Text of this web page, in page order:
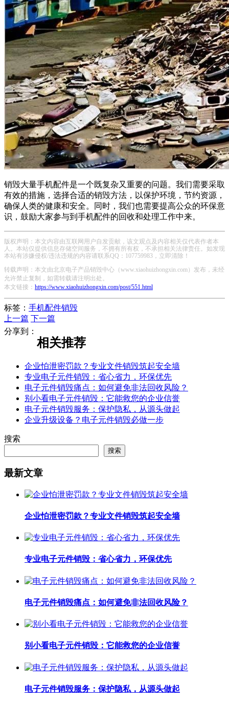
销毁大量手机配件是一个既复杂又重要的问题。我们需要采取
有效的措施，选择合适的销毁方法，以保护环境，节约资源，
确保人类的健康和安全。同时，我们也需要提高公众的环保意
识，鼓励大家参与到手机配件的回收和处理工作中来。
版权声明：本文内容由互联网用户自发贡献，该文观点及内容相关仅代表作者本
人。本站仅提供信息存储空间服务，不拥有所有权，不承担相关法律责任。如发现
本站有涉嫌侵权/违法违规的内容请联系QQ：107759983，立即清除！
转载声明：本文由北京电子产品销毁中心（www.xiaohuizhongxin.com）发布，未经
允许禁止复制，如需转载请注明出处。
本文链接： https://www.xiaohuizhongxin.com/post/551.html
标签： 手机配件销毁
上一篇 下一篇
分享到：
相关推荐
企业怕泄密罚款？专业文件销毁筑起安全墙
专业电子元件销毁：省心省力，环保优先
电子元件销毁痛点：如何避免非法回收风险？
别小看电子元件销毁：它能救您的企业信誉
电子元件销毁服务：保护隐私，从源头做起
企业升级设备？电子元件销毁必做一步
搜索
搜索
最新文章
企业怕泄密罚款？专业文件销毁筑起安全墙
专业电子元件销毁：省心省力，环保优先
电子元件销毁痛点：如何避免非法回收风险？
别小看电子元件销毁：它能救您的企业信誉
电子元件销毁服务：保护隐私，从源头做起